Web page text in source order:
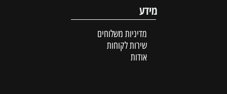
מידע
מדיניות משלוחים
שירות לקוחות
אודות